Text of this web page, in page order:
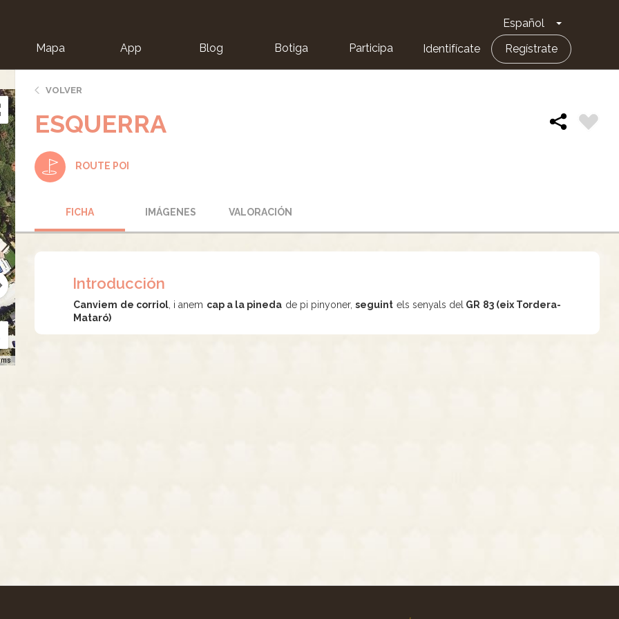
Español Toggle
Mapa App Blog Botiga Participa Identifícate Regístrate
VOLVER
ESQUERRA
ROUTE POI
FICHA IMÁGENES VALORACIÓN
Introducción
Canviem de corriol, i anem cap a la pineda de pi pinyoner,seguint els senyals del GR 83 (eix Tordera-
Mataró)